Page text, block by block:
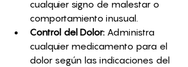
cualquier signo de malestar o
comportamiento inusual.
Control del Dolor: Administra
cualquier medicamento para el
dolor según las indicaciones del